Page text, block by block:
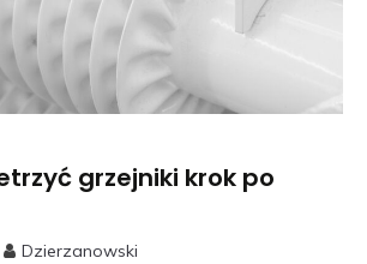
grzejniki krok po
Dzierzanowski